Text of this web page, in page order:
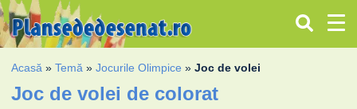
Acasă »Temă »Jocurile Olimpice »Joc de volei
Joc de volei de colorat